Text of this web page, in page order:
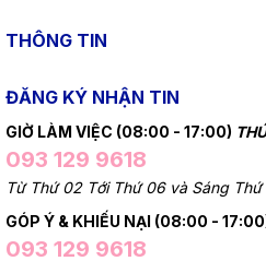
THÔNG TIN
ĐĂNG KÝ NHẬN TIN
GIỜ LÀM VIỆC (08:00 - 17:00)
093 129 9618
Từ Thứ 02 Tới Thứ 06 và Sáng
GÓP Ý & KHIẾU NẠI (08:00 -
093 129 9618